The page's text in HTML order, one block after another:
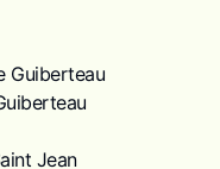
Guiberteau
Jean